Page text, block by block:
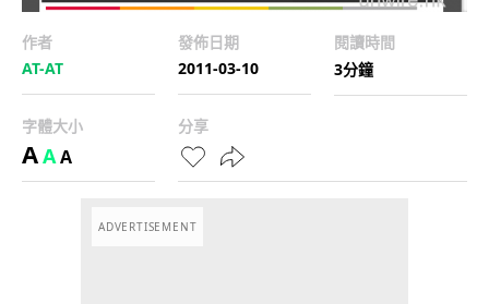
作者
AT-AT
發佈日期
2011-03-10
閱讀時間
3分鐘
字體大小
AAA
分享
ADVERTISEMENT